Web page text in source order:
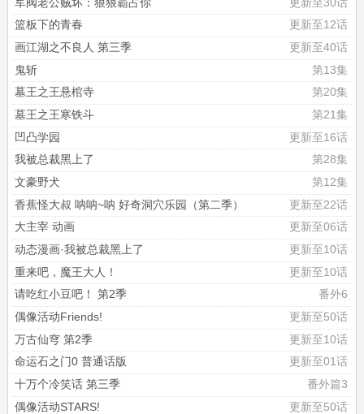
篮板下的青春
更新至12话
画江湖之不良人 第三季
更新至40话
鬼斩
第13集
墓王之王悬棺寺
第20集
墓王之王寒铁斗
第21集
凹凸学园
更新至16话
我被总裁黑上了
第28集
文豪野犬
第12集
香蕉怪大叔 呐呐~呐 好奇洞穴乐园（第二季）
更新至22话
大主宰 动画
更新至06话
动态漫画·我被总裁黑上了
更新至10话
重来吧，魔王大人！
更新至10话
请吃红小豆吧！ 第2季
番外6
偶像活动Friends!
更新至50话
万古仙穹 第2季
更新至10话
命运石之门0 普通话版
更新至01话
十万个冷笑话 第三季
番外篇3
偶像活动STARS!
更新至50话